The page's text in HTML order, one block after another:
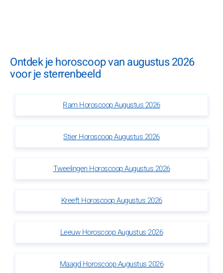
Ontdek je horoscoop van augustus 2026
voor je sterrenbeeld
Ram Horoscoop Augustus 2026
Stier Horoscoop Augustus 2026
Tweelingen Horoscoop Augustus 2026
Kreeft Horoscoop Augustus 2026
Leeuw Horoscoop Augustus 2026
Maagd Horoscoop Augustus 2026